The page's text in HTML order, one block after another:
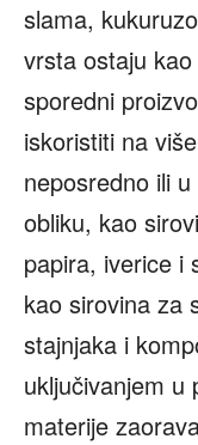
slama,
vrsta ostaju
sporedni
iskoristiti na
neposredno ili
obliku, kao
papira, iverice i
kao sirovina za
stajnjaka i
uključivanjem u
materije